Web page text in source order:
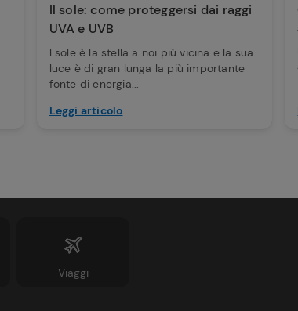
Il sole: come proteggersi dai raggi
UVA e UVB
l sole è la stella a noi più vicina e la sua
luce è di gran lunga la più importante
fonte di energia...
Leggi articolo
Viaggi